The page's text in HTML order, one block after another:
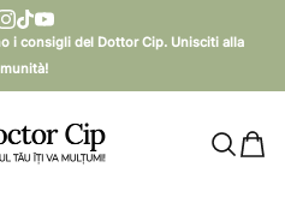
i consigli del Dottor Cip. Unisciti alla
- Corpul tău îți va mulțumi!